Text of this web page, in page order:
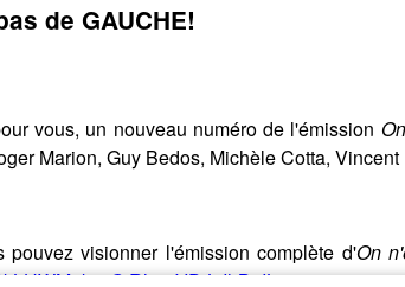
de GAUCHE!
vous, un nouveau numéro de l'émission
Marion, Guy Bedos, Michèle Cotta,
visionner l'émission complète d'On